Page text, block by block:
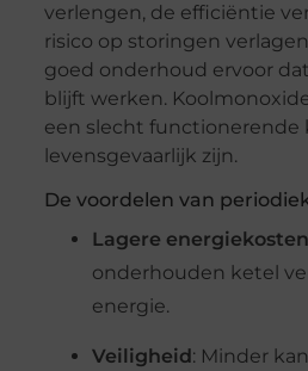
verlengen, de efficiëntie
risico op storingen
goed onderhoud ervoor
blijft werken.
een slecht functionerende
levensgevaarlijk zijn.
De voordelen van
Lagere energiekosten
onderhouden ketel
energie.
Veiligheid : Minder